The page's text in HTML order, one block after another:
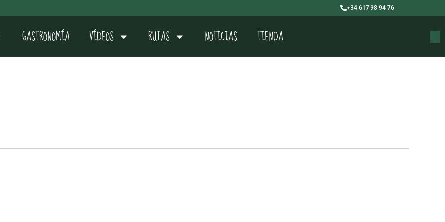
+34 617 98 94 76
GASTRONOMÍA VÍDEOS RUTAS NOTICIAS TIENDA